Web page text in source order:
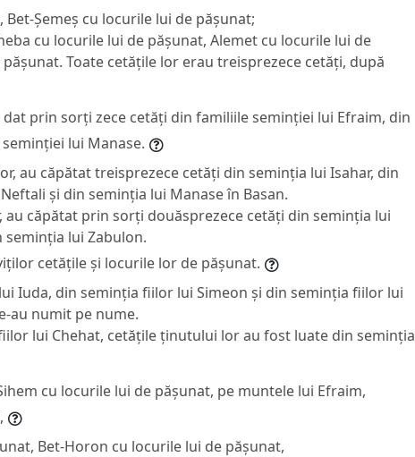
Șemeș cu locurile lui de pășunat;
cu locurile lui de pășunat, Alemet cu locurile lui de
Toate cetățile lor erau treisprezece cetăți, după
prin sorți zece cetăți din familiile seminției lui Efraim, din
lui Manase.
au căpătat treisprezece cetăți din seminția lui Isahar, din
și din seminția lui Manase în Basan.
au căpătat prin sorți douăsprezece cetăți din seminția lui
seminția lui Zabulon.
cetățile și locurile lor de pășunat.
Iuda, din seminția fiilor lui Simeon și din seminția fiilor lui
au numit pe nume.
lui Chehat, cetățile ținutului lor au fost luate din seminția
cu locurile lui de pășunat, pe muntele lui Efraim,
Bet-Horon cu locurile lui de pășunat,